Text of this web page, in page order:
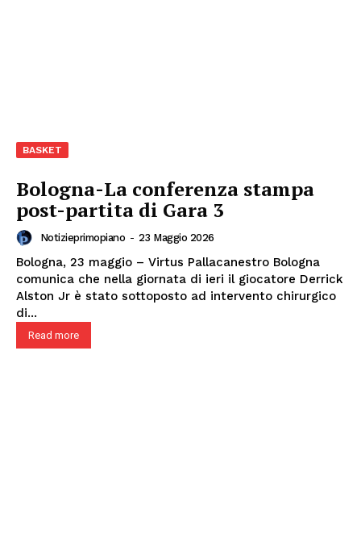
BASKET
Bologna-La conferenza stampa
post-partita di Gara 3
Notizieprimopiano - 23 Maggio 2026
Bologna, 23 maggio – Virtus Pallacanestro Bologna
comunica che nella giornata di ieri il giocatore Derrick
Alston Jr è stato sottoposto ad intervento chirurgico
di...
Read more